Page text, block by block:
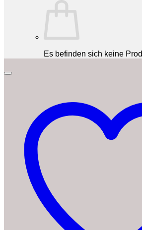
Es befinden sich keine